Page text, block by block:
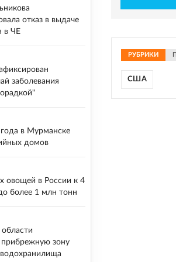
РУБРИКИ
США
отказ в выдаче
в ЧЕ
заболевания
в Мурманске
домов
овощей в России к 4
более 1 млн тонн
прибрежную зону